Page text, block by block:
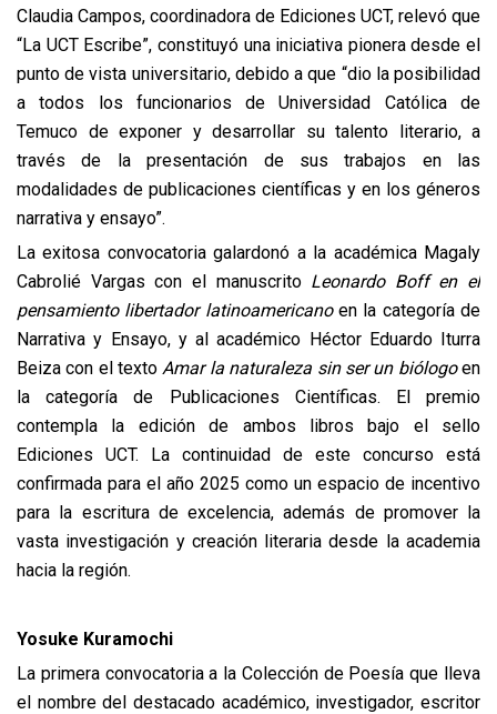
Claudia Campos, coordinadora de Ediciones UCT, relevó que
“La UCT Escribe”, constituyó una iniciativa pionera desde el
punto de vista universitario, debido a que “dio la posibilidad
a todos los funcionarios de Universidad Católica de
Temuco de exponer y desarrollar su talento literario, a
través de la presentación de sus trabajos en las
modalidades de publicaciones científicas y en los géneros
narrativa y ensayo”.
La exitosa convocatoria galardonó a la académica Magaly
Cabrolié Vargas con el manuscrito Leonardo Boff en el
pensamiento libertador latinoamericanoen la categoría de
Narrativa y Ensayo, y al académico Héctor Eduardo Iturra
Beiza con el textoAmar la naturaleza sin ser un biólogoen
la categoría de Publicaciones Científicas. El premio
contempla la edición de ambos libros bajo el sello
Ediciones UCT. La continuidad de este concurso está
confirmada para el año 2025 como un espacio de incentivo
para la escritura de excelencia, además de promover la
vasta investigación y creación literaria desde la academia
hacia la región.
Yosuke Kuramochi
La primera convocatoria a la Colección de Poesía que lleva
el nombre del destacado académico, investigador, escritor